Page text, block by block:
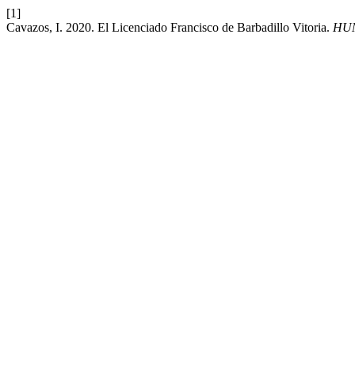
[1]
Cavazos, I. 2020. El Licenciado Francisco de Barbadillo Vitoria.